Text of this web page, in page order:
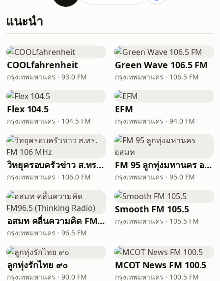
แนะนำ
COOLfahrenheit
กรุงเทพมหานคร · 93.0 FM
Green Wave 106.5 FM
กรุงเทพมหานคร · 106.5 FM
Flex 104.5
กรุงเทพมหานคร · 104.5 FM
EFM
กรุงเทพมหานคร · 94.0 FM
วิทยุครอบครัวข่าว ส.ทร. FM 106 MHz
กรุงเทพมหานคร · 106.0 FM
FM 95 ลูกทุ่งมหานคร อสมท
กรุงเทพมหานคร · 95.0 FM
อสมท คลื่นความคิด FM96.5 (Thinking Radio)
กรุงเทพมหานคร · 96.5 FM
Smooth FM 105.5
กรุงเทพมหานคร · 105.5 FM
ลูกทุ่งรักไทย ๙๐
กรุงเทพมหานคร · 90.0 FM
MCOT News FM 100.5
กรุงเทพมหานคร · 100.5 FM